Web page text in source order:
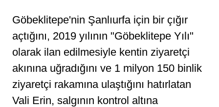
Göbeklitepe'nin Şanlıurfa için bir çığır
açtığını, 2019 yılının "Göbeklitepe Yılı"
olarak ilan edilmesiyle kentin ziyaretçi
akınına uğradığını ve 1 milyon 150 binlik
ziyaretçi rakamına ulaştığını hatırlatan
Vali Erin, salgının kontrol altına